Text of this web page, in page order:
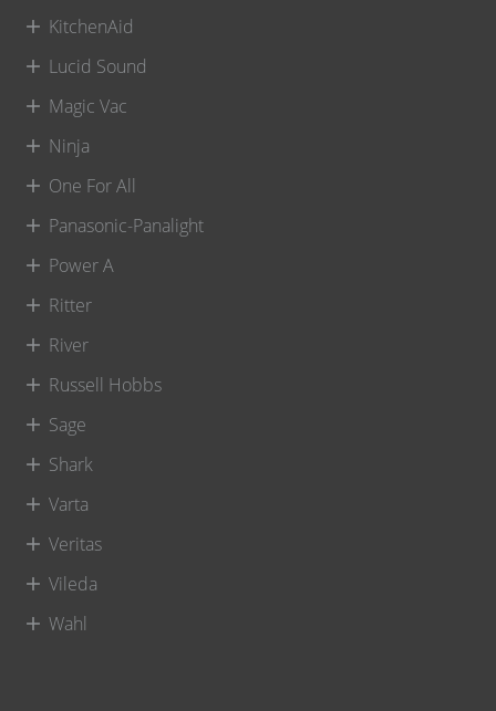
KitchenAid
Lucid Sound
Magic Vac
Ninja
One For All
Panasonic-Panalight
Power A
Ritter
River
Russell Hobbs
Sage
Shark
Varta
Veritas
Vileda
Wahl